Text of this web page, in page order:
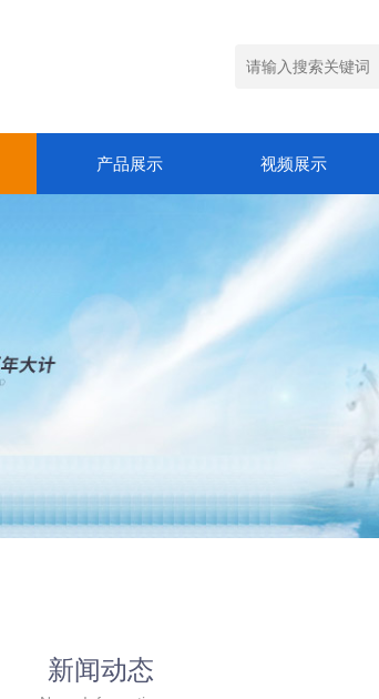
产品展示 视频展示
新闻动态